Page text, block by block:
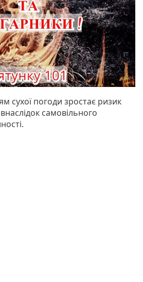
сухої погоди зростає ризик
самовільного